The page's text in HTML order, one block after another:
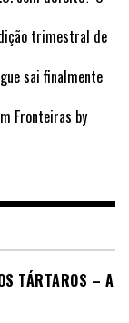
trimestral de
sai finalmente
Fronteiras by
TÁRTAROS – A